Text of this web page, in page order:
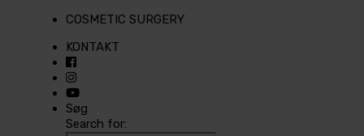
COSMETIC SURGERY
KONTAKT
Søg
Search for: